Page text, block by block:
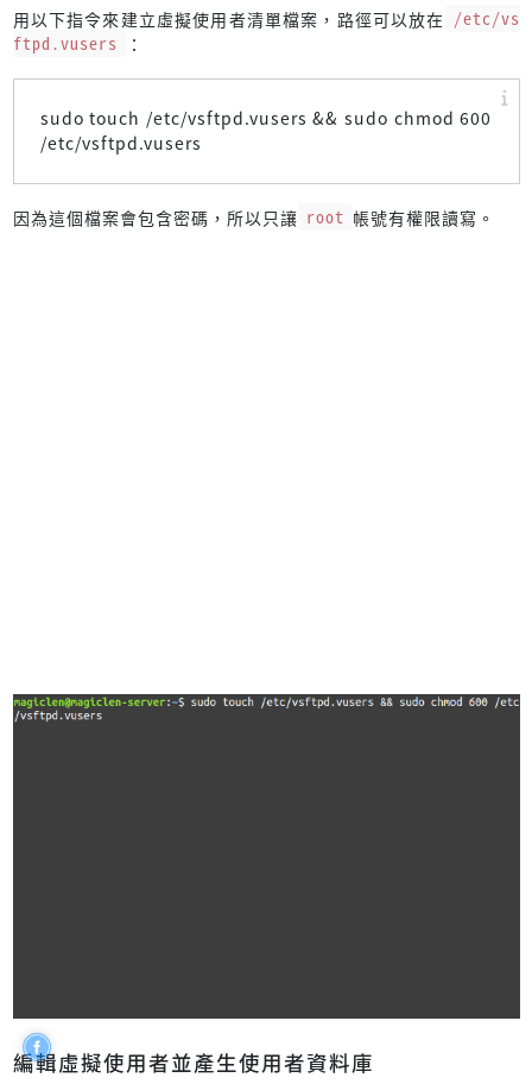
用以下指令來建立虛擬使用者清單檔案，路徑可以放在 /etc/vs
ftpd.vusers
：
sudo touch /etc/vsftpd.vusers && sudo chmod 600
/etc/vsftpd.vusers
因為這個檔案會包含密碼，所以只讓 root 帳號有權限讀寫。
編輯虛擬使用者並產生使用者資料庫